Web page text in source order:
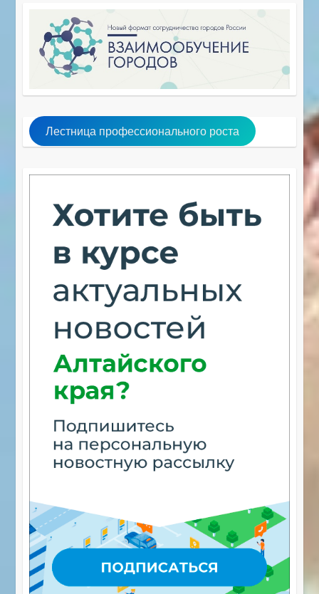
Лестница профессионального роста